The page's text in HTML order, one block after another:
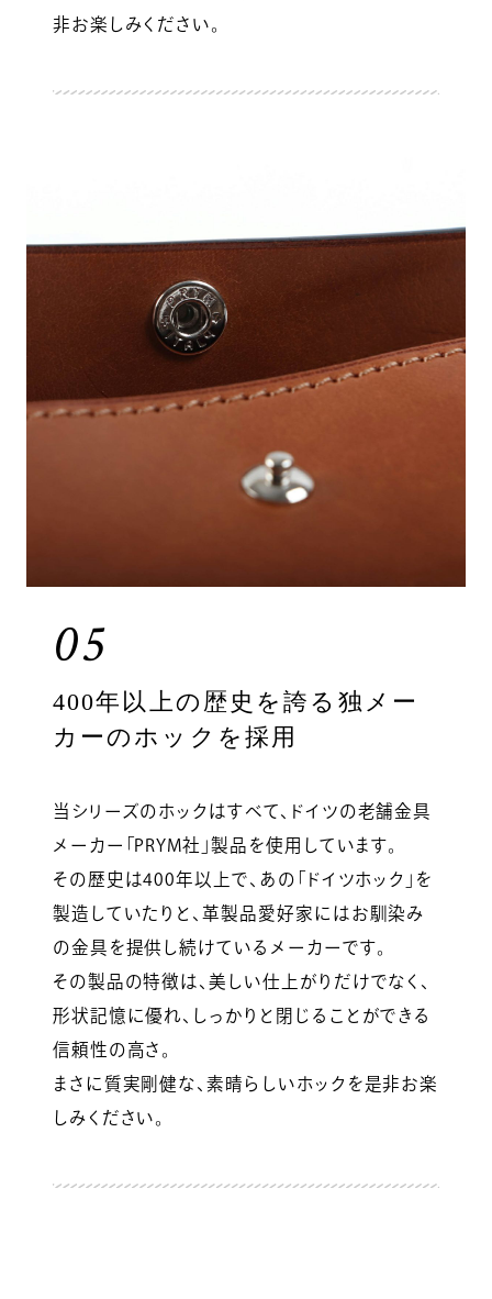
非お楽しみください。
05
400年以上の歴史を誇る独メー
カーのホックを採用
当シリーズのホックはすべて、ドイツの老舗金具
メーカー「PRYM社」製品を使用しています。
その歴史は400年以上で、あの「ドイツホック」を
製造していたりと、革製品愛好家にはお馴染み
の金具を提供し続けているメーカーです。
その製品の特徴は、美しい仕上がりだけでなく、
形状記憶に優れ、しっかりと閉じることができる
信頼性の高さ。
まさに質実剛健な、素晴らしいホックを是非お楽
しみください。